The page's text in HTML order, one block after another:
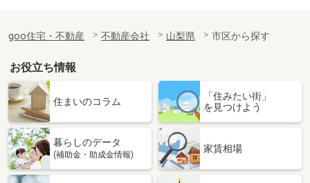
goo住宅・不動産 不動産会社 山梨県 市区から探す
お役立ち情報
住まいのコラム
「住みたい街」
を見つけよう
暮らしのデータ
(補助金・助成金情報)
家賃相場